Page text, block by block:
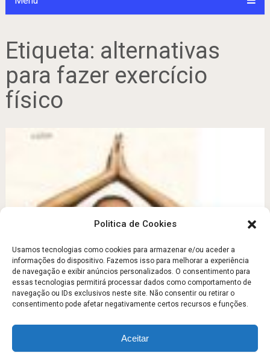
Politica de Cookies
Usamos tecnologias como cookies para armazenar e/ou aceder a
informações do dispositivo. Fazemos isso para melhorar a experiência
de navegação e exibir anúncios personalizados. O consentimento para
essas tecnologias permitirá processar dados como comportamento de
navegação ou IDs exclusivos neste site. Não consentir ou retirar o
consentimento pode afetar negativamente certos recursos e funções.
Aceitar
Etiqueta: alternativas
para fazer exercício
físico
MEXA-SE! 5 REGRAS BÁSIÇAS PARA TREINAR
SOZINHO
Julho 28, 2011